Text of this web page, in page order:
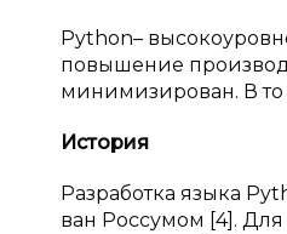
Python–
повышение
минимизирован. В
История
Разработка языка
ван Россумом [4].